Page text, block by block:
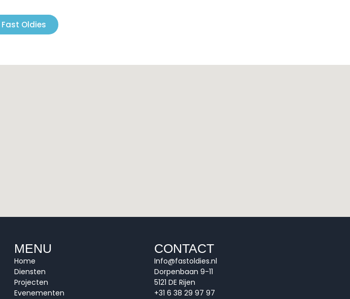
Oldies
MENU
Home
Diensten
Projecten
Evenementen
CONTACT
Info@fastoldies.nl
Dorpenbaan 9-11
5121 DE Rijen
+31 6 38 29 97 97